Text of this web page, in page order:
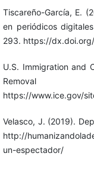
Tiscareño-García, E.
en periódicos
293. https://
U.S. Immigration and
https://www.ice.gov/
Velasco, J. (2019).
http://
un-espectador/